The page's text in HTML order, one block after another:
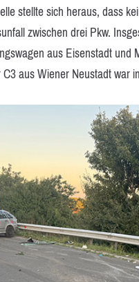
stellte sich heraus, dass
zwischen drei Pkw.
aus Eisenstadt
aus Wiener Neustadt war